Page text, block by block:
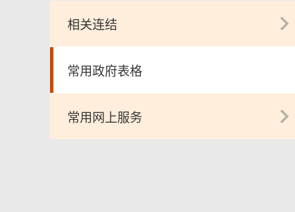
相关连结
常用政府表格
常用网上服务